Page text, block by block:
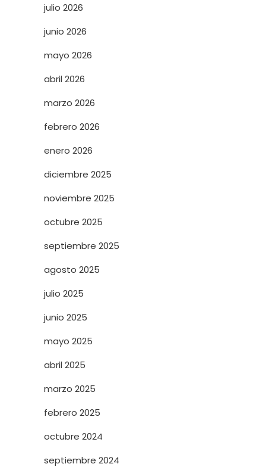
julio 2026
junio 2026
mayo 2026
abril 2026
marzo 2026
febrero 2026
enero 2026
diciembre 2025
noviembre 2025
octubre 2025
septiembre 2025
agosto 2025
julio 2025
junio 2025
mayo 2025
abril 2025
marzo 2025
febrero 2025
octubre 2024
septiembre 2024